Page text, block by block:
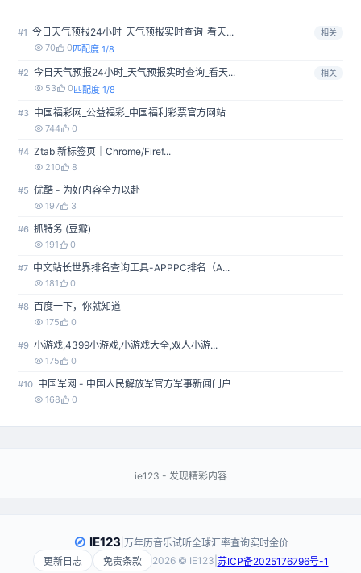
#1 今日天气预报24小时_天气预报实时查询_看天... 相关
70 0匹配度 1/8
#2 今日天气预报24小时_天气预报实时查询_看天... 相关
53 0匹配度 1/8
#3 中国福彩网_公益福彩_中国福利彩票官方网站
744 0
#4 Ztab 新标签页｜Chrome/Firef...
210 8
#5 优酷 - 为好内容全力以赴
197 3
#6 抓特务 (豆瓣)
191 0
#7 中文站长世界排名查询工具-APPPC排名（A...
181 0
#8 百度一下，你就知道
175 0
#9 小游戏,4399小游戏,小游戏大全,双人小游...
175 0
#10 中国军网 - 中国人民解放军官方军事新闻门户
168 0
ie123 - 发现精彩内容
IE123 万年历音乐试听全球汇率查询实时金价
更新日志
免责条款 2026 © IE123 苏ICP备2025176796号-1